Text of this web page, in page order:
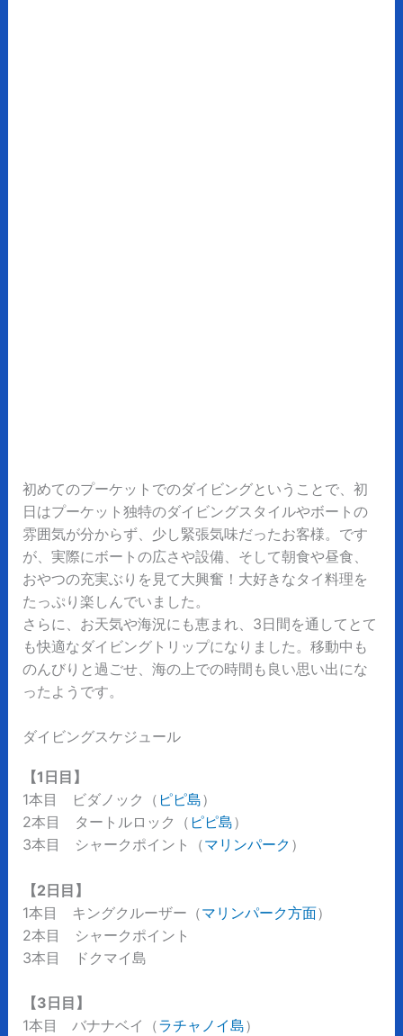
初めてのプーケットでのダイビングということで、初
日はプーケット独特のダイビングスタイルやボートの
雰囲気が分からず、少し緊張気味だったお客様。です
が、実際にボートの広さや設備、そして朝食や昼食、
おやつの充実ぶりを見て大興奮！大好きなタイ料理を
たっぷり楽しんでいました。
さらに、お天気や海況にも恵まれ、3日間を通してとて
も快適なダイビングトリップになりました。移動中も
のんびりと過ごせ、海の上での時間も良い思い出にな
ったようです。
ダイビングスケジュール
【1日目】
1本目 ビダノック（ ピピ島）
2本目 タートルロック（ ピピ島）
3本目 シャークポイント（マリンパーク ）
【2日目】
1本目 キングクルーザー（マリンパーク方面）
2本目 シャークポイント
3本目 ドクマイ島
【3日目】
1本目 バナナベイ（ラチャノイ島）